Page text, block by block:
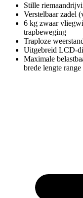
Stille
Verstelbaar zadel
6 kg zwaar
trapbeweging
Traploze
Uitgebreid LCD-
Maximale
brede lengte range